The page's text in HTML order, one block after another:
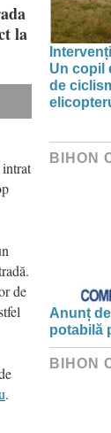
la
de
.
Un copil
de
BIHON
Anunț
potabilă
BIHON